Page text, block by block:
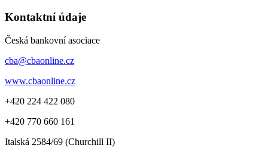
Kontaktní údaje
Česká bankovní asociace
cba@cbaonline.cz
www.cbaonline.cz
+420 224 422 080
+420 770 660 161
Italská 2584/69 (Churchill II)